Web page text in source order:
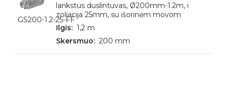
GS200-1.2-25-FF
lankstus duslintuvas, Ø200mm-1.2m, i
zoliacija 25mm, su išorinėm movom
1,2 m
200 mm